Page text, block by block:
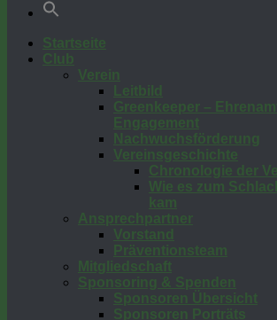
Startseite
Club
Verein
Leitbild
Greenkeeper –
Engagement
Nachwuchsförderung
Vereinsgeschichte
Chronologie der
Wie es zum
kam
Ansprechpartner
Vorstand
Präventionsteam
Mitgliedschaft
Sponsoring & Spenden
Sponsoren Übersicht
Sponsoren Porträts